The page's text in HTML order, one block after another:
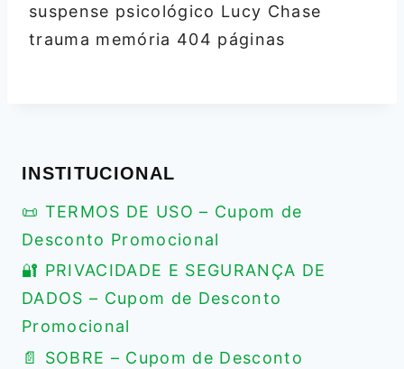
suspense psicológico Lucy Chase
trauma memória 404 páginas
INSTITUCIONAL
📜 TERMOS DE USO – Cupom de
Desconto Promocional
🔐 PRIVACIDADE E SEGURANÇA DE
DADOS – Cupom de Desconto
Promocional
📄 SOBRE – Cupom de Desconto